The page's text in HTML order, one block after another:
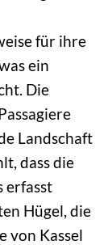
für ihre
ein
Die
Landschaft
dass die
erfasst
Hügel, die
von Kassel